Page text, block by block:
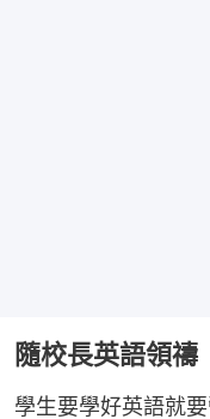
隨校長英語領
學生要學好英語就